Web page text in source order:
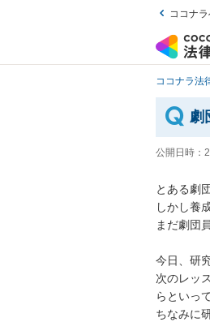
ココナ
ココナラ法
劇
公開日時：
とある劇
しかし養
まだ劇団
今日、研
次のレッ
らといっ
ちなみに